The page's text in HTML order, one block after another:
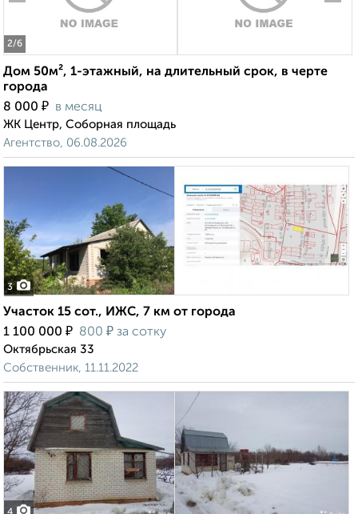
2/6
Дом 50м², 1-этажный, на длительный срок, в черте
города
8 000 ₽ в месяц
ЖК Центр, Соборная площадь
Агентство, 06.08.2026
3
Участок 15 сот., ИЖС, 7 км от города
1 100 000 ₽ 800 ₽ за сотку
Октябрьская 33
Собственник, 11.11.2022